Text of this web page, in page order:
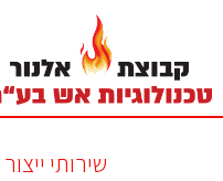
שירותי